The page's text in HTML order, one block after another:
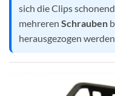
sich die Clips
mehreren Schrauben
herausgezogen